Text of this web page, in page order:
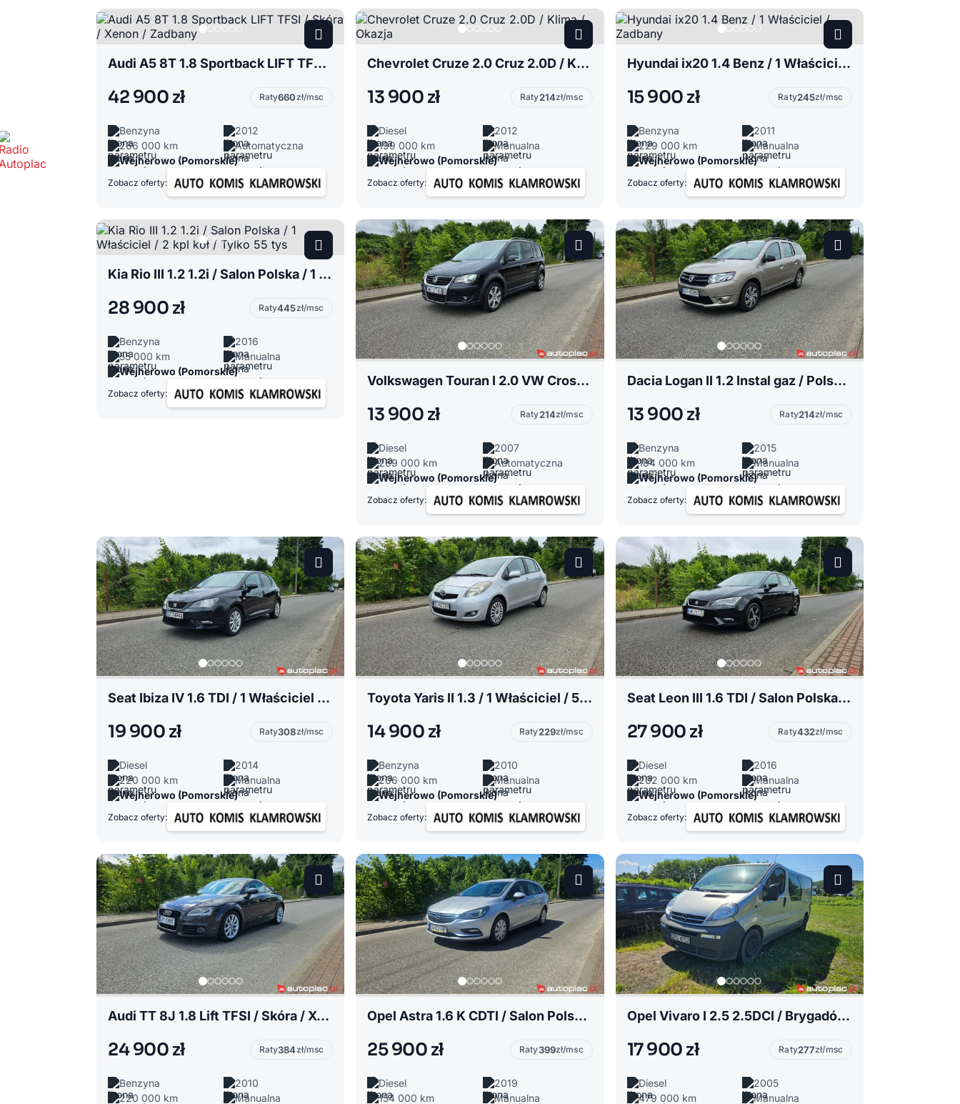
Audi A5 8T 1.8 Sportback LIFT TFSI / Skóra / Xenon / Zadbany
42 900 zł Raty660zł/msc
Benzyna
2012
266 000 km
Automatyczna
Wejherowo (Pomorskie)
Zobacz oferty:
Chevrolet Cruze 2.0 Cruz 2.0D / Klima / Okazja
13 900 zł Raty214zł/msc
Diesel
2012
199 000 km
Manualna
Wejherowo (Pomorskie)
Zobacz oferty:
Hyundai ix20 1.4 Benz / 1 Właściciel / Zadbany
15 900 zł Raty245zł/msc
Benzyna
2011
229 000 km
Manualna
Wejherowo (Pomorskie)
Zobacz oferty:
Kia Rio III 1.2 1.2i / Salon Polska / 1 Właściciel / 2 kpl kół / Tylko 55 tys
28 900 zł Raty445zł/msc
Benzyna
2016
55 000 km
Manualna
Wejherowo (Pomorskie)
Zobacz oferty:
Volkswagen Touran I 2.0 VW Cross Lift 2.0TDI 170KM / 7 Osobowy / Xenony / Okazja
13 900 zł Raty214zł/msc
Diesel
2007
269 000 km
Automatyczna
Wejherowo (Pomorskie)
Zobacz oferty:
Dacia Logan II 1.2 Instal gaz / Polski salon / Klima / Android Auto
13 900 zł Raty214zł/msc
Benzyna
2015
184 000 km
Manualna
Wejherowo (Pomorskie)
Zobacz oferty:
Seat Ibiza IV 1.6 TDI / 1 Właściciel / Klimatronik / Zadbany
19 900 zł Raty308zł/msc
Diesel
2014
220 000 km
Manualna
Wejherowo (Pomorskie)
Zobacz oferty:
Toyota Yaris II 1.3 / 1 Właściciel / 5 Drzwi / Klima / Zadbany
14 900 zł Raty229zł/msc
Benzyna
2010
206 000 km
Manualna
Wejherowo (Pomorskie)
Zobacz oferty:
Seat Leon III 1.6 TDI / Salon Polska / 1 Właściciel / Full Led / Okazja
27 900 zł Raty432zł/msc
Diesel
2016
202 000 km
Manualna
Wejherowo (Pomorskie)
Zobacz oferty:
Audi TT 8J 1.8 Lift TFSI / Skóra / Xenony / Okazja
24 900 zł Raty384zł/msc
Benzyna
2010
220 000 km
Manualna
Opel Astra 1.6 K CDTI / Salon Polska / Podgrzewana kierownica i fotele
25 900 zł Raty399zł/msc
Diesel
2019
154 000 km
Manualna
Opel Vivaro I 2.5 2.5DCI / Brygadówka 6 osobowy / Klima/ Nowy rozrząd olej
17 900 zł Raty277zł/msc
Diesel
2005
479 000 km
Manualna